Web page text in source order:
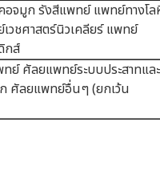
จมูก รังสีแพทย์ แพทย์ทางโล
วชศาสตร์นิวเคลียร์ แพทย์
กส์
ศัลยแพทย์ระบบประสาทและ
ศัลยแพทย์อื่นๆ (ยกเว้น